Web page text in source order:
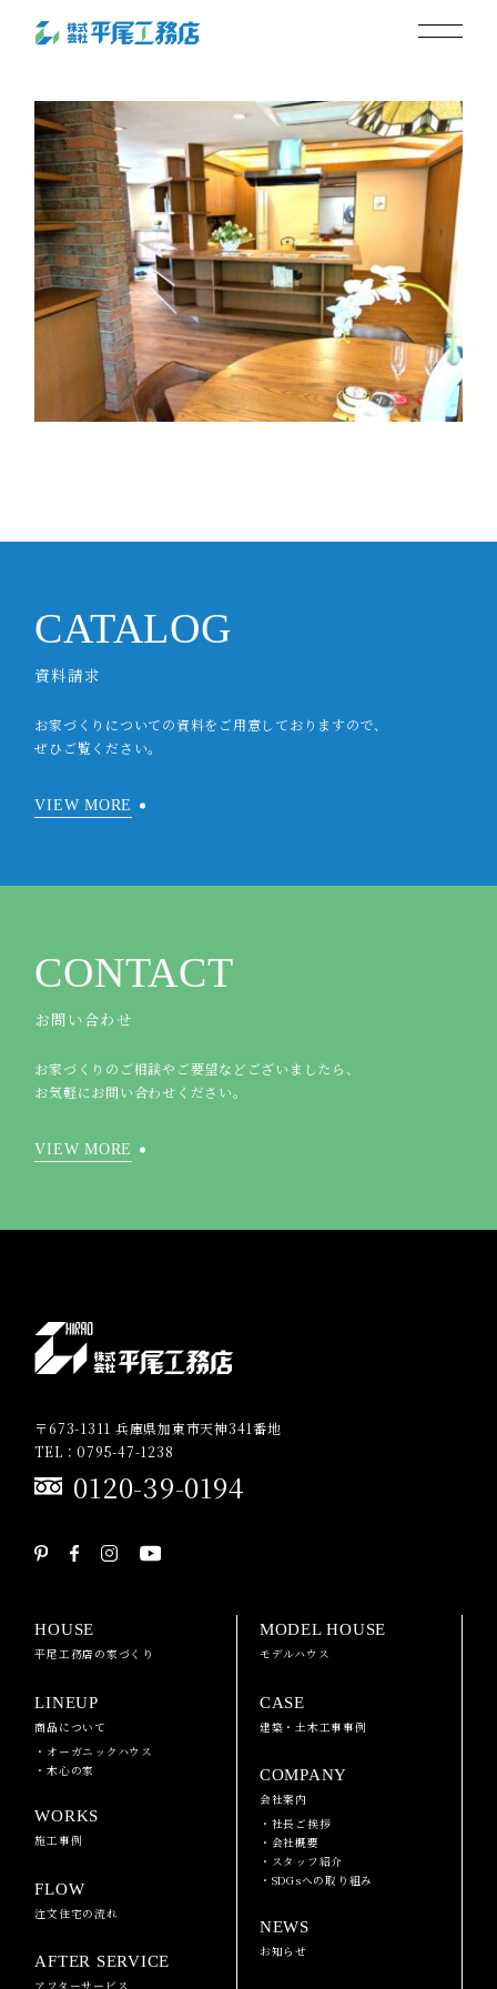
収納
CATALOG
資料請求
お家づくりについての資料をご用意しておりますので、
ぜひご覧ください。
VIEW MORE
CONTACT
お問い合わせ
お家づくりのご相談やご要望などございましたら、
お気軽にお問い合わせください。
VIEW MORE
〒673-1311 兵庫県加東市天神341番地
TEL：0795-47-1238
0120-39-0194
HOUSE
平尾工務店の家づくり
LINEUP
商品について
・オーガニックハウス
・木心の家
WORKS
施工事例
FLOW
注文住宅の流れ
AFTER SERVICE
アフターサービス
MODEL HOUSE
モデルハウス
CASE
建築・土木工事事例
COMPANY
会社案内
・社長ご挨拶
・会社概要
・スタッフ紹介
・SDGsへの取り組み
NEWS
お知らせ